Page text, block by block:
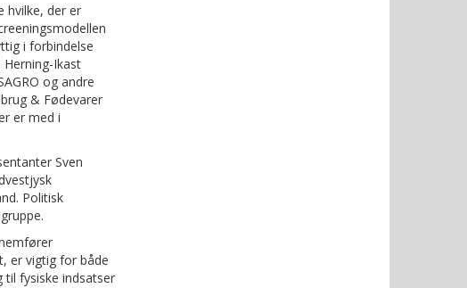
hvilke, der er
i forbindelse
Ikast
og andre
& Fødevarer
er med i
Sven
Politisk
er vigtig for både
fysiske indsatser